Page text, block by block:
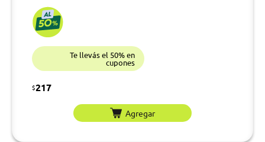
Te llevás el 50% en
cupones
$217
Agregar